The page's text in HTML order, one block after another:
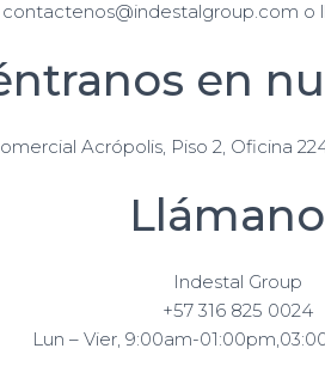
contactenos@indestalgroup.com o
en
Acrópolis, Piso 2, Oficina
Indestal Group
+57 316 825 0024
Lun – Vier, 9:00am-